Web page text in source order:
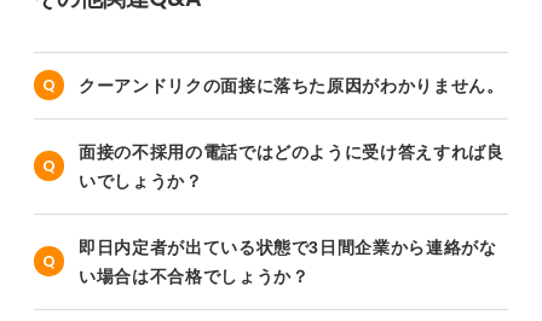
クーアンドリクの面接に落ちた原因がわかりません。
面接の不採用の電話ではどのように受け答えすれば良
いでしょうか？
即日内定者が出ている状態で3日間企業から連絡がな
い場合は不合格でしょうか？